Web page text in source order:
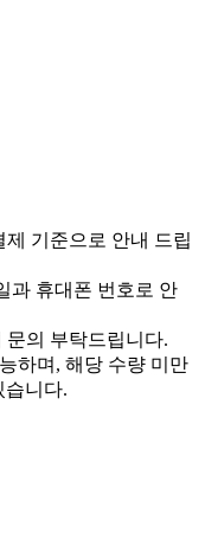
제 기준으로 안내 드립
과 휴대폰 번호로 안
문의 부탁드립니다.
하며, 해당 수량 미만
습니다.